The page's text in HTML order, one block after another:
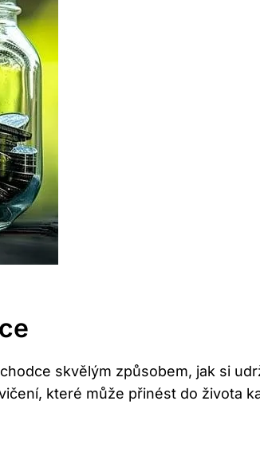
skvělým způsobem, jak si
které může přinést do života